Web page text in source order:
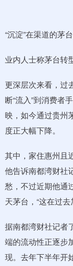
“沉淀”在渠道的茅
业内人士称茅台转
更深层次来看，过
断“流入”到消费者
映，如今通过贵州
度正大幅下降。
其中，家住惠州且
他告诉南都湾财社
愁，不过近期他通
天茅台，“这在过去
据南都湾财社记者
端的流动性正逐步
现。去年下半年开